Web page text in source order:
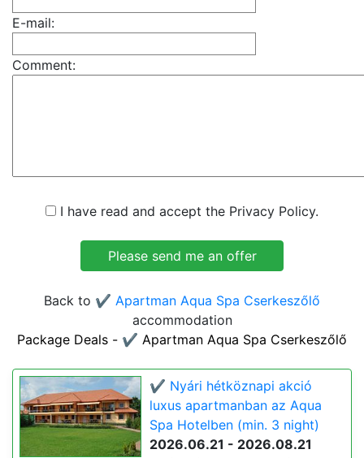
E-mail:
Comment:
I have read and accept the Privacy Policy.
Back to ✔️ Apartman Aqua Spa Cserkeszőlő
accommodation
Package Deals - ✔️ Apartman Aqua Spa Cserkeszőlő
✔️ Nyári hétköznapi akció
luxus apartmanban az Aqua
Spa Hotelben (min. 3 night)
2026.06.21 - 2026.08.21